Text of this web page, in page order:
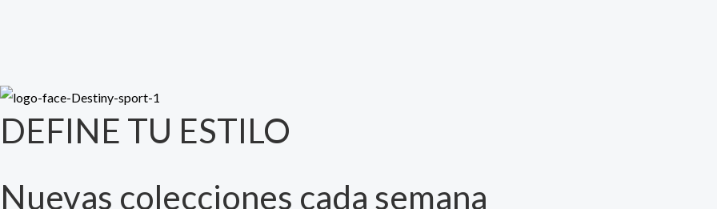
DEFINE TU ESTILO
Nuevas colecciones cada semana